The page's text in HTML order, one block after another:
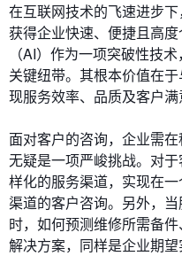
在互联网技术的飞速进步
获得企业快速、便捷且高
（AI）作为一项突破性技
关键纽带。其根本价值在
现服务效率、品质及客户满
面对客户的咨询，企业需
无疑是一项严峻挑战。对
样化的服务渠道，实现在
渠道的客户咨询。另外，
时，如何预测维修所需备
解决方案，同样是企业期望